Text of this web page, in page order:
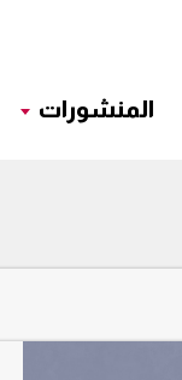
المنشورات